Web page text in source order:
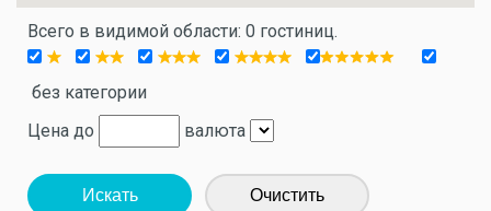
Всего в видимой области: 0 гостиниц.
без категории
Цена до
валюта
Искать Очистить